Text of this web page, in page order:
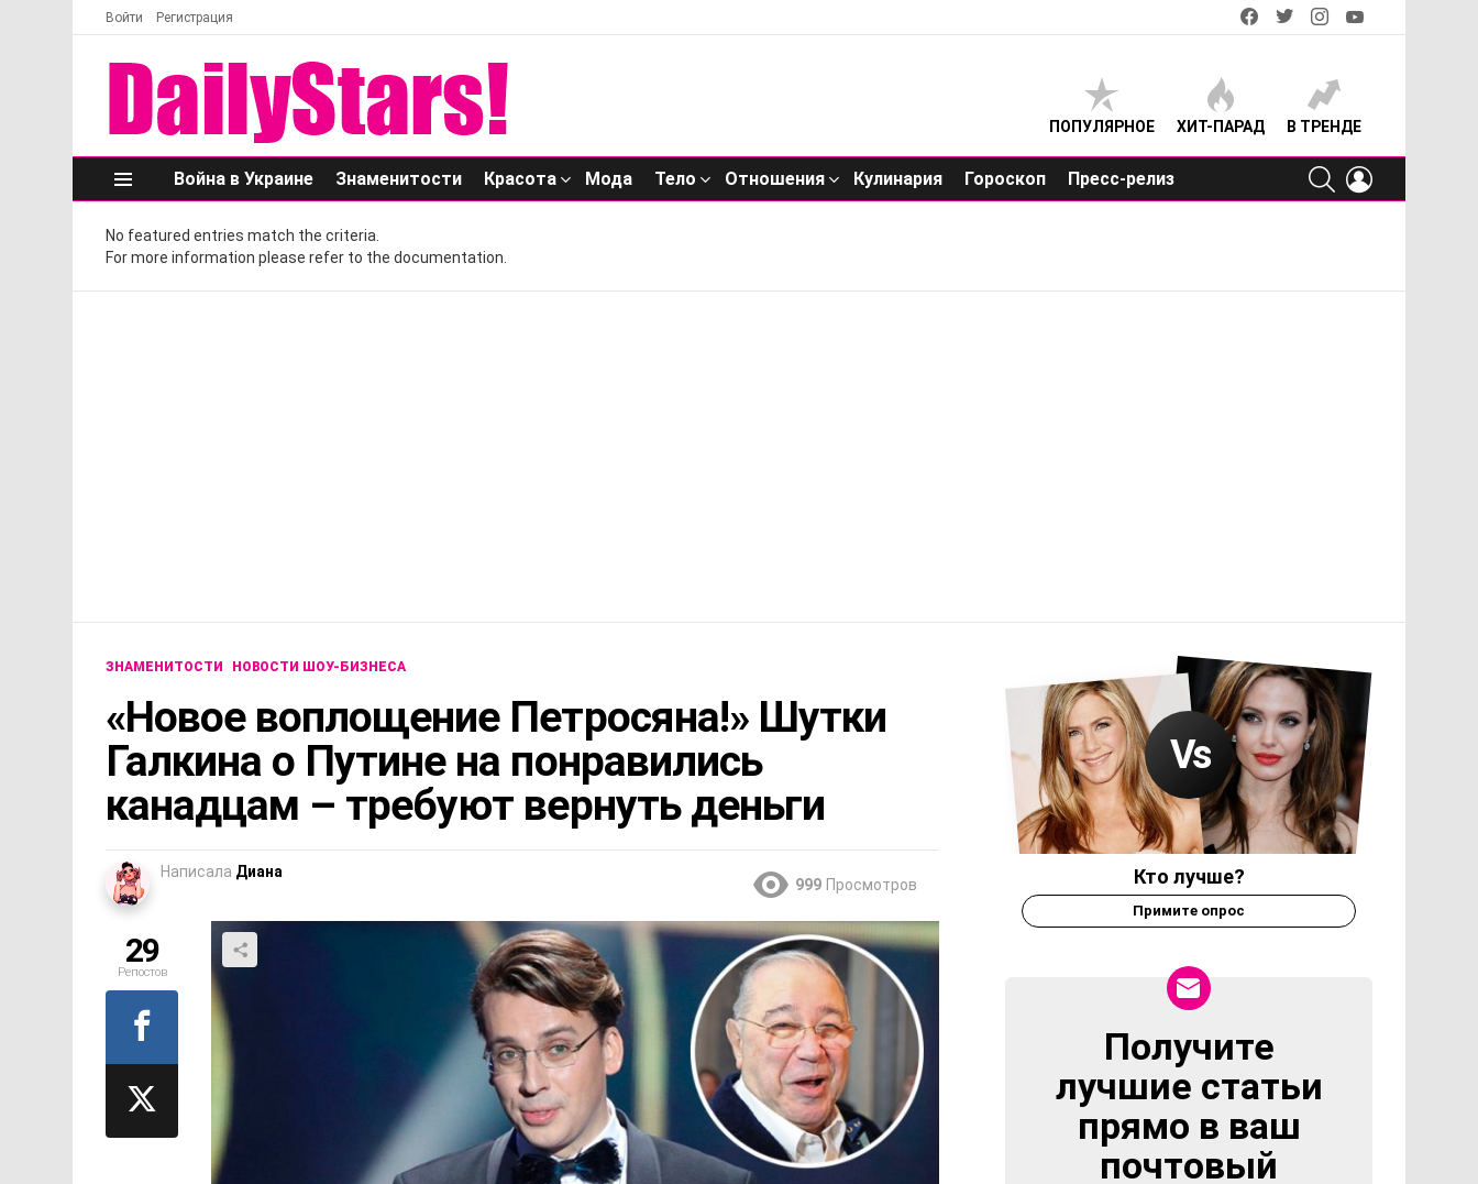
Войти Регистрация
facebooktwitterinstagram
ПОПУЛЯРНОЕ ХИТ-ПАРАД В ТРЕНДЕ
Меню
Война в Украине Знаменитости Красота Мода Тело Отношения Кулинария Гороскоп Пресс-релиз
SEARCH
No featured entries match the criteria.
For more information please refer to the documentation.
ЗНАМЕНИТОСТИ НОВОСТИ ШОУ-БИЗНЕСА
«Новое воплощение Петросяна!» Шутки
Галкина о Путине на понравились
канадцам – требуют вернуть деньги
Написала Диана
999 Просмотров
29
Репостов
Кто лучше?
Примите опрос
NEWSLETTER
Получите
лучшие статьи
прямо в ваш
почтовый